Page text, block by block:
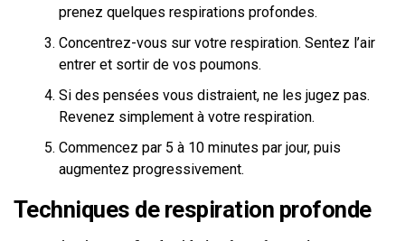
prenez quelques respirations profondes.
Concentrez-vous sur votre respiration. Sentez l’air
entrer et sortir de vos poumons.
Si des pensées vous distraient, ne les jugez pas.
Revenez simplement à votre respiration.
Commencez par 5 à 10 minutes par jour, puis
augmentez progressivement.
Techniques de respiration profonde